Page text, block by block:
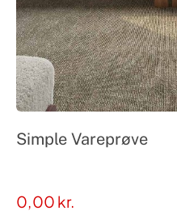
Simple Vareprøve
0,00 kr.